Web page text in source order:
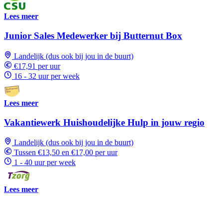
Lees meer
Junior Sales Medewerker bij Butternut Box
Landelijk (dus ook bij jou in de buurt)
€17,91 per uur
16 - 32 uur per week
Lees meer
Vakantiewerk Huishoudelijke Hulp in jouw regio
Landelijk (dus ook bij jou in de buurt)
Tussen €13,50 en €17,00 per uur
1 - 40 uur per week
Lees meer